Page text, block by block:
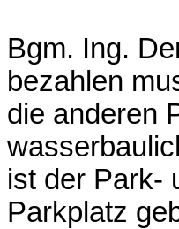
Bgm. Ing.
bezahlen
die anderen
ist der Park-
Parkplatz